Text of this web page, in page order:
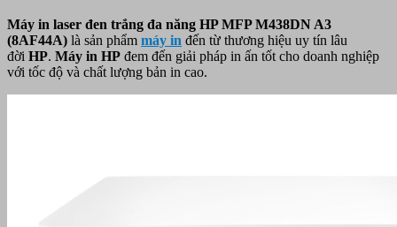
Máy in laser đen trắng đa năng HP MFP M438DN A3
(8AF44A) là sản phẩm máy in đến từ thương hiệu uy tín lâu
đời HP. Máy in HP đem đến giải pháp in ấn tốt cho doanh nghiệp
với tốc độ và chất lượng bản in cao.